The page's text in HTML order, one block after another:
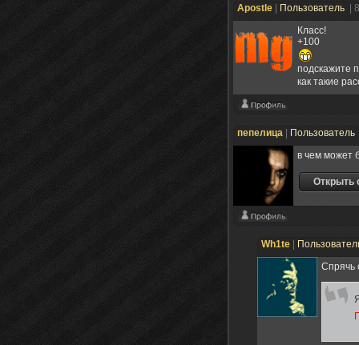
Apostle Пользователь
|
Класс!
+100
подскажите
как такие
пепелица Пользователь
в чем может
Wh1te
Спрячь